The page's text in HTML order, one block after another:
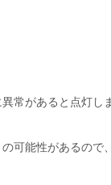
常があると点灯し
可能性があるので、